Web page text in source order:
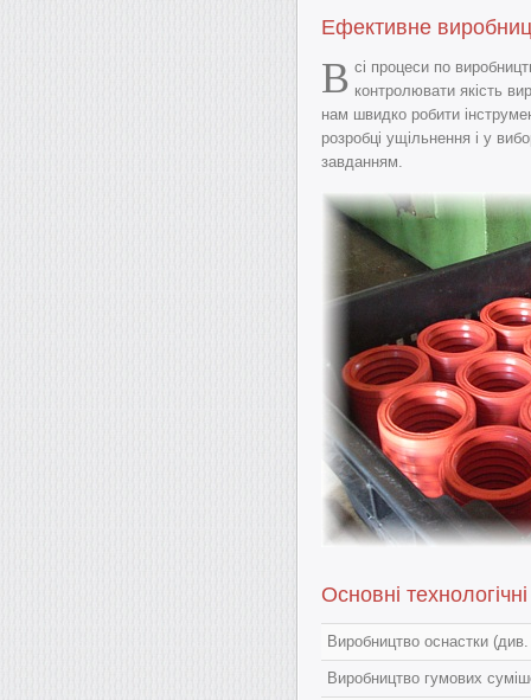
Ефективне
В сі процеси по
контролювати якість
нам швидко робити
розробці ущільнення і у
завданням.
Основні
Виробництво оснастки
Виробництво гумових